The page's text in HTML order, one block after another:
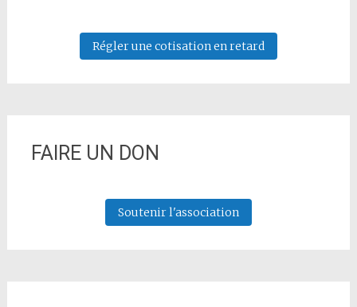
Régler une cotisation en retard
FAIRE UN DON
Soutenir l'association